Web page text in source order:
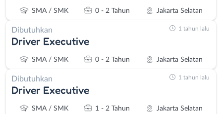
SMA / SMK 0 - 2 Tahun Jakarta Selatan
Dibutuhkan
Driver Executive
SMA / SMK 0 - 2 Tahun Jakarta Selatan
1 tahun lalu
Dibutuhkan
Driver Executive
SMA / SMK 1 - 2 Tahun Jakarta Selatan
1 tahun lalu